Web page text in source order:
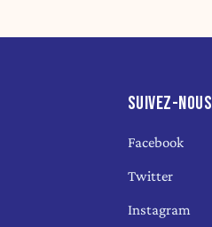
SUIVEZ-NOUS
Facebook
Twitter
Instagram